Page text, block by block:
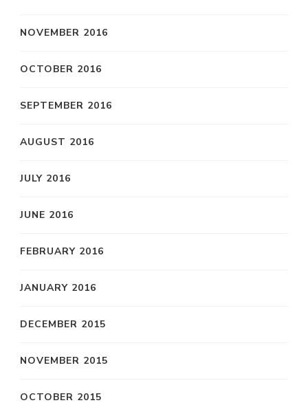
NOVEMBER 2016
OCTOBER 2016
SEPTEMBER 2016
AUGUST 2016
JULY 2016
JUNE 2016
FEBRUARY 2016
JANUARY 2016
DECEMBER 2015
NOVEMBER 2015
OCTOBER 2015